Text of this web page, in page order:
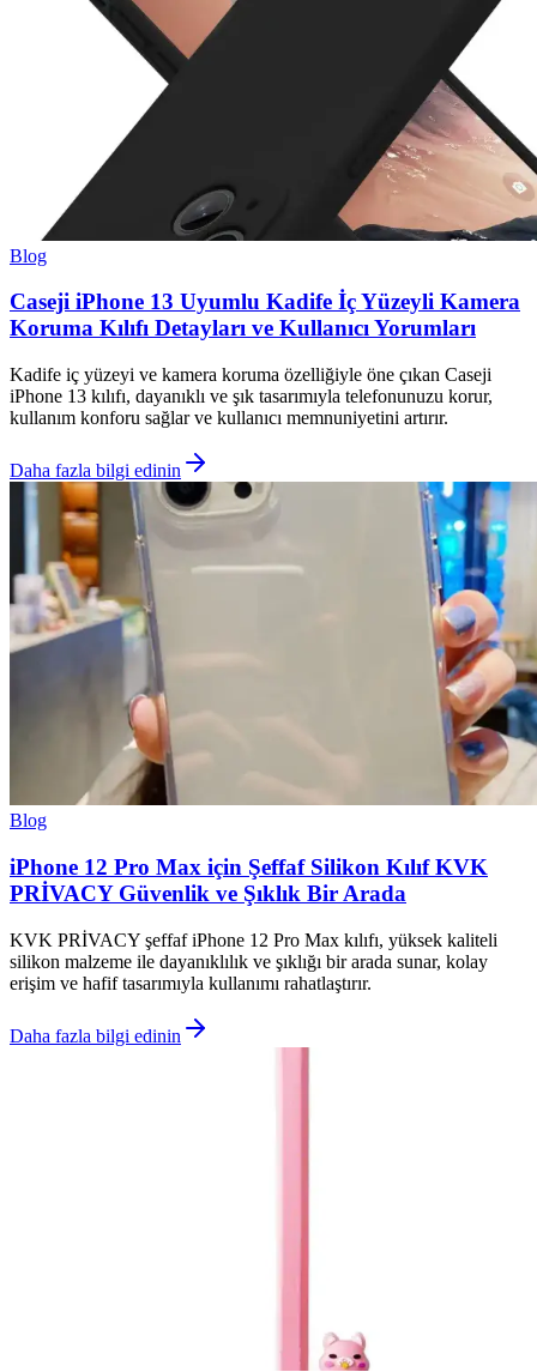
Blog
Caseji iPhone 13 Uyumlu Kadife İç Yüzeyli Kamera
Koruma Kılıfı Detayları ve Kullanıcı Yorumları
Kadife iç yüzeyi ve kamera koruma özelliğiyle öne çıkan Caseji
iPhone 13 kılıfı, dayanıklı ve şık tasarımıyla telefonunuzu korur,
kullanım konforu sağlar ve kullanıcı memnuniyetini artırır.
Daha fazla bilgi edinin
Blog
iPhone 12 Pro Max için Şeffaf Silikon Kılıf KVK
PRİVACY Güvenlik ve Şıklık Bir Arada
KVK PRİVACY şeffaf iPhone 12 Pro Max kılıfı, yüksek kaliteli
silikon malzeme ile dayanıklılık ve şıklığı bir arada sunar, kolay
erişim ve hafif tasarımıyla kullanımı rahatlaştırır.
Daha fazla bilgi edinin